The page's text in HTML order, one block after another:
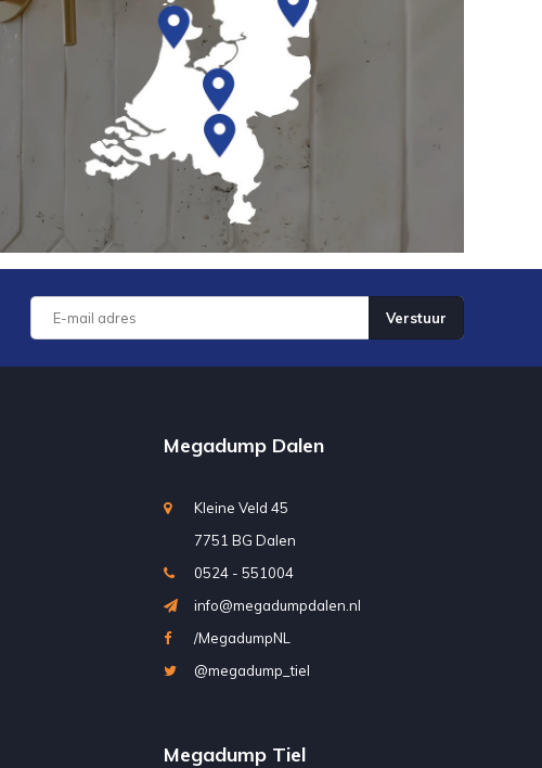
Verstuur
Megadump Dalen
Kleine Veld 45
7751 BG Dalen
0524 - 551004
info@megadumpdalen.nl
/MegadumpNL
@megadump_tiel
Megadump Tiel